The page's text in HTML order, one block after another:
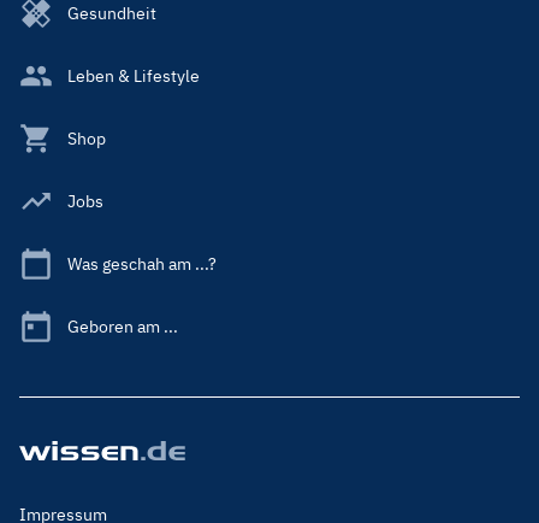
Gesundheit
Leben & Lifestyle
Shop
Jobs
Was geschah am ...?
Geboren am ...
Footer
Impressum